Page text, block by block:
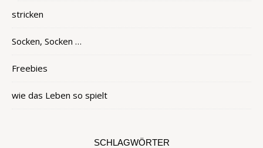
stricken
Socken, Socken …
Freebies
wie das Leben so spielt
SCHLAGWÖRTER